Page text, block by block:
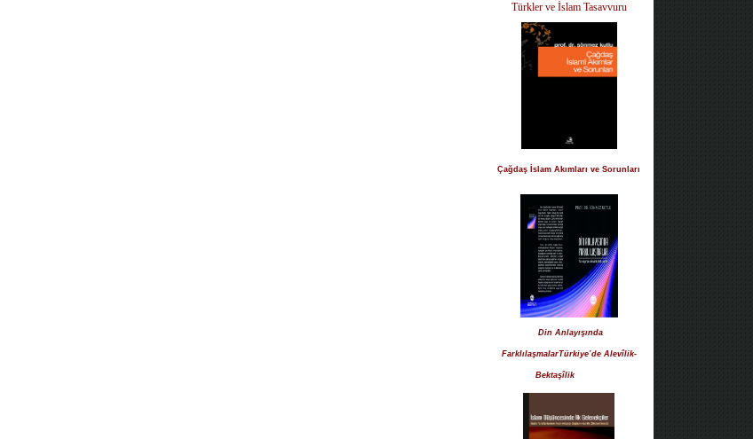
Türkler ve İslam Tasavvuru
Çağdaş İslam Akımları ve Sorunları
Din Anlayışında
FarklılaşmalarTürkiye’de Alevîlik-
Bektaşîlik